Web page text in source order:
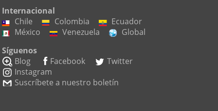
Internacional
Chile
Colombia
Ecuador
México
Venezuela
Global
Síguenos
Blog
Facebook
Twitter
Instagram
Suscríbete a nuestro boletín